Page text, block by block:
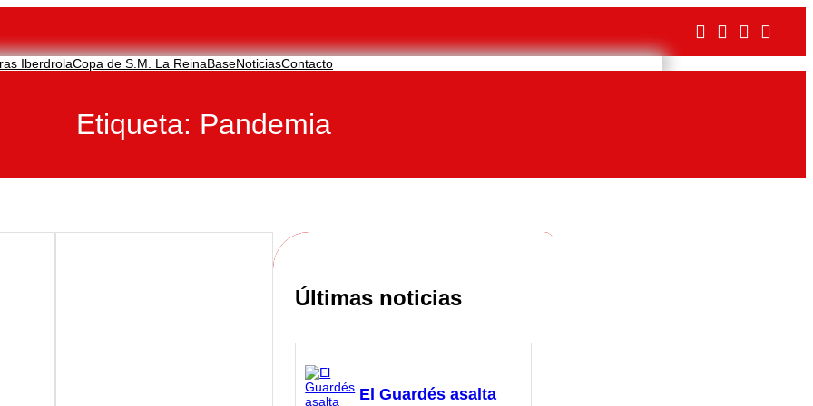
IberdrolaCopa de S.M. La ReinaBaseNoticiasContacto
Etiqueta: Pandemia
Últimas noticias
El Guardés asalta